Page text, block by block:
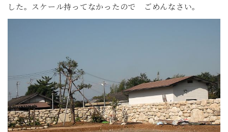
した。スケール持ってなかったので ごめんなさい。